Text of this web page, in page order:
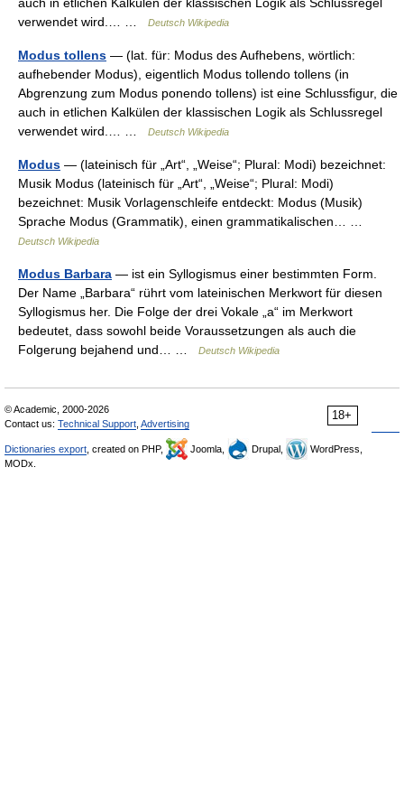
verwendet wird.… …
Deutsch Wikipedia
Modus tollens — (lat. für: Modus des Aufhebens, wörtlich:
aufhebender Modus), eigentlich Modus tollendo tollens (in
Abgrenzung zum Modus ponendo tollens) ist eine Schlussfigur, die
auch in etlichen Kalkülen der klassischen Logik als Schlussregel
verwendet wird.… …
Deutsch Wikipedia
Modus — (lateinisch für „Art“, „Weise“; Plural: Modi) bezeichnet:
Musik Modus (lateinisch für „Art“, „Weise“; Plural: Modi)
bezeichnet: Musik Vorlagenschleife entdeckt: Modus (Musik)
Sprache Modus (Grammatik), einen grammatikalischen… …
Deutsch Wikipedia
Modus Barbara — ist ein Syllogismus einer bestimmten Form.
Der Name „Barbara“ rührt vom lateinischen Merkwort für diesen
Syllogismus her. Die Folge der drei Vokale „a“ im Merkwort
bedeutet, dass sowohl beide Voraussetzungen als auch die
Folgerung bejahend und… …
Deutsch Wikipedia
18+
© Academic, 2000-2026
Contact us: Technical Support Advertising
Dictionaries export , created on PHP, Joomla, Drupal,
WordPress,
MODx.